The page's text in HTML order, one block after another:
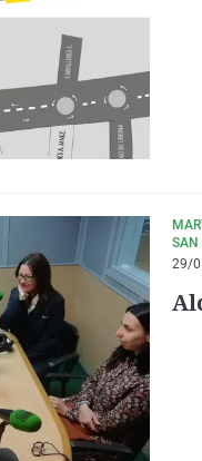
SAN
29/